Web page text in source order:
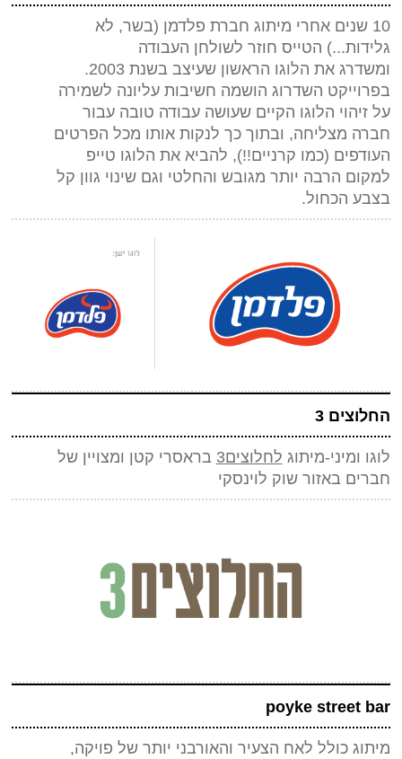
10 שנים אחרי מיתוג חברת פלדמן (בשר, לא
גלידות...) הטייס חוזר לשולחן העבודה
ומשדרג את הלוגו הראשון שעיצב בשנת 2003.
בפרוייקט השדרוג הושמה חשיבות עליונה לשמירה
על זיהוי הלוגו הקיים שעושה עבודה טובה עבור
חברה מצליחה, ובתוך כך לנקות אותו מכל הפרטים
העודפים (כמו קרניים!!), להביא את הלוגו טייפ
למקום הרבה יותר מגובש והחלטי וגם שינוי גוון קל
בצבע הכחול.
החלוצים 3
לוגו ומיני-מיתוג לחלוצים3
בראסרי קטן ומצויין של
חברים באזור שוק לוינסקי
poyke street bar
מיתוג כולל לאח הצעיר והאורבני יותר של פויקה,